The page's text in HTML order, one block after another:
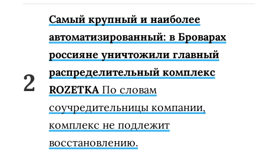
Самый крупный и наиболее
автоматизированный: в Броварах
россияне уничтожили главный
распределительный комплекс
ROZETKA По словам
соучредительницы компании,
комплекс не подлежит
восстановлению.